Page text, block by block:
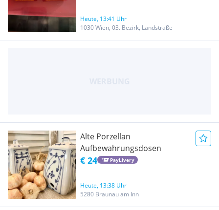
Heute, 13:41 Uhr
1030 Wien, 03. Bezirk, Landstraße
Alte Porzellan
Aufbewahrungsdosen
€ 24 PayLivery
Heute, 13:38 Uhr
5280 Braunau am Inn